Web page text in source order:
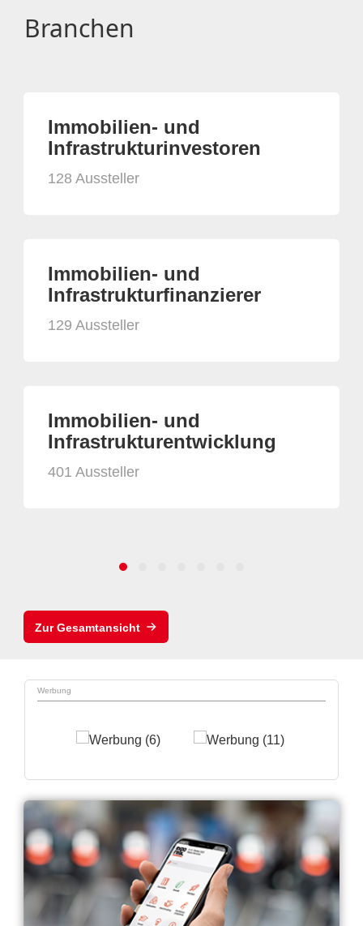
Branchen
Immobilien- und
Infrastrukturinvestoren
128 Aussteller
Immobilien- und
Infrastrukturfinanzierer
129 Aussteller
Immobilien- und
Infrastrukturentwicklung
401 Aussteller
Zur Gesamtansicht
Werbung